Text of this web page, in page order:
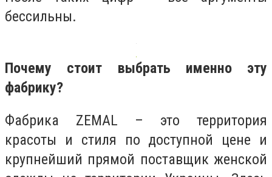
бессильны.
Почему стоит выбрать именно эту
фабрику?
Фабрика ZEMAL – это территория
красоты и стиля по доступной цене и
крупнейший прямой поставщик женской